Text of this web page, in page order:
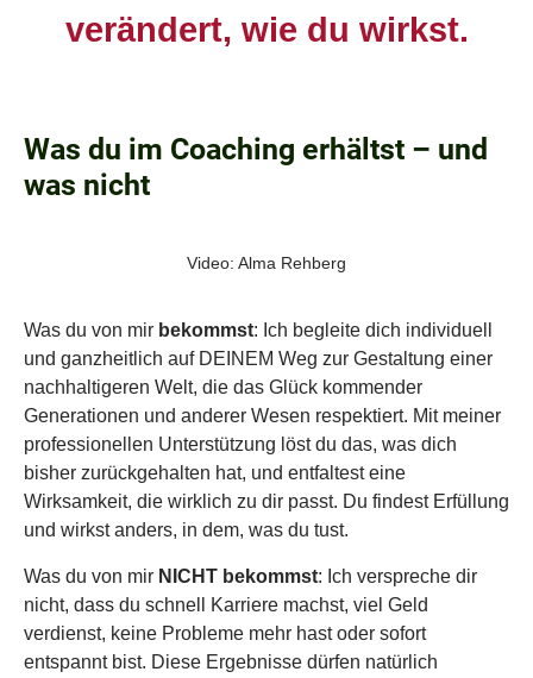
verändert, wie du wirkst.​
Was du im Coaching erhältst – und
was nicht
Was du von mir bekommst: Ich begleite dich individuell
und ganzheitlich auf DEINEM Weg zur Gestaltung einer
nachhaltigeren Welt, die das Glück kommender
Generationen und anderer Wesen respektiert. Mit meiner
professionellen Unterstützung löst du das, was dich
bisher zurückgehalten hat, und entfaltest eine
Wirksamkeit, die wirklich zu dir passt. Du findest Erfüllung
und wirkst anders, in dem, was du tust.
Was du von mir NICHT bekommst: Ich verspreche dir
nicht, dass du schnell Karriere machst, viel Geld
verdienst, keine Probleme mehr hast oder sofort
entspannt bist. Diese Ergebnisse dürfen natürlich
Video: Alma Rehberg